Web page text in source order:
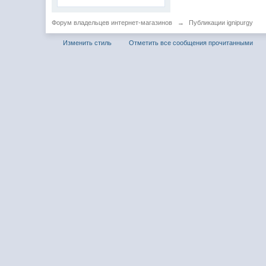
Форум владельцев интернет-магазинов → Публикации ignipurgy
Изменить стиль Отметить все сообщения прочитанными